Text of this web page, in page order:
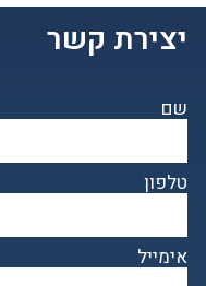
יצירת קשר
שם
טלפון
אימייל